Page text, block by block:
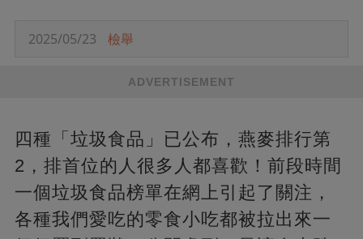
2025/05/23 檢舉
ADVERTISEMENT
四種「垃圾食品」已公布，燕麥排行第
2，排首位的人很多人都喜歡！前段時間
一個垃圾食品榜單在網上引起了關注，
各種我們愛吃的零食小吃都被拉出來一